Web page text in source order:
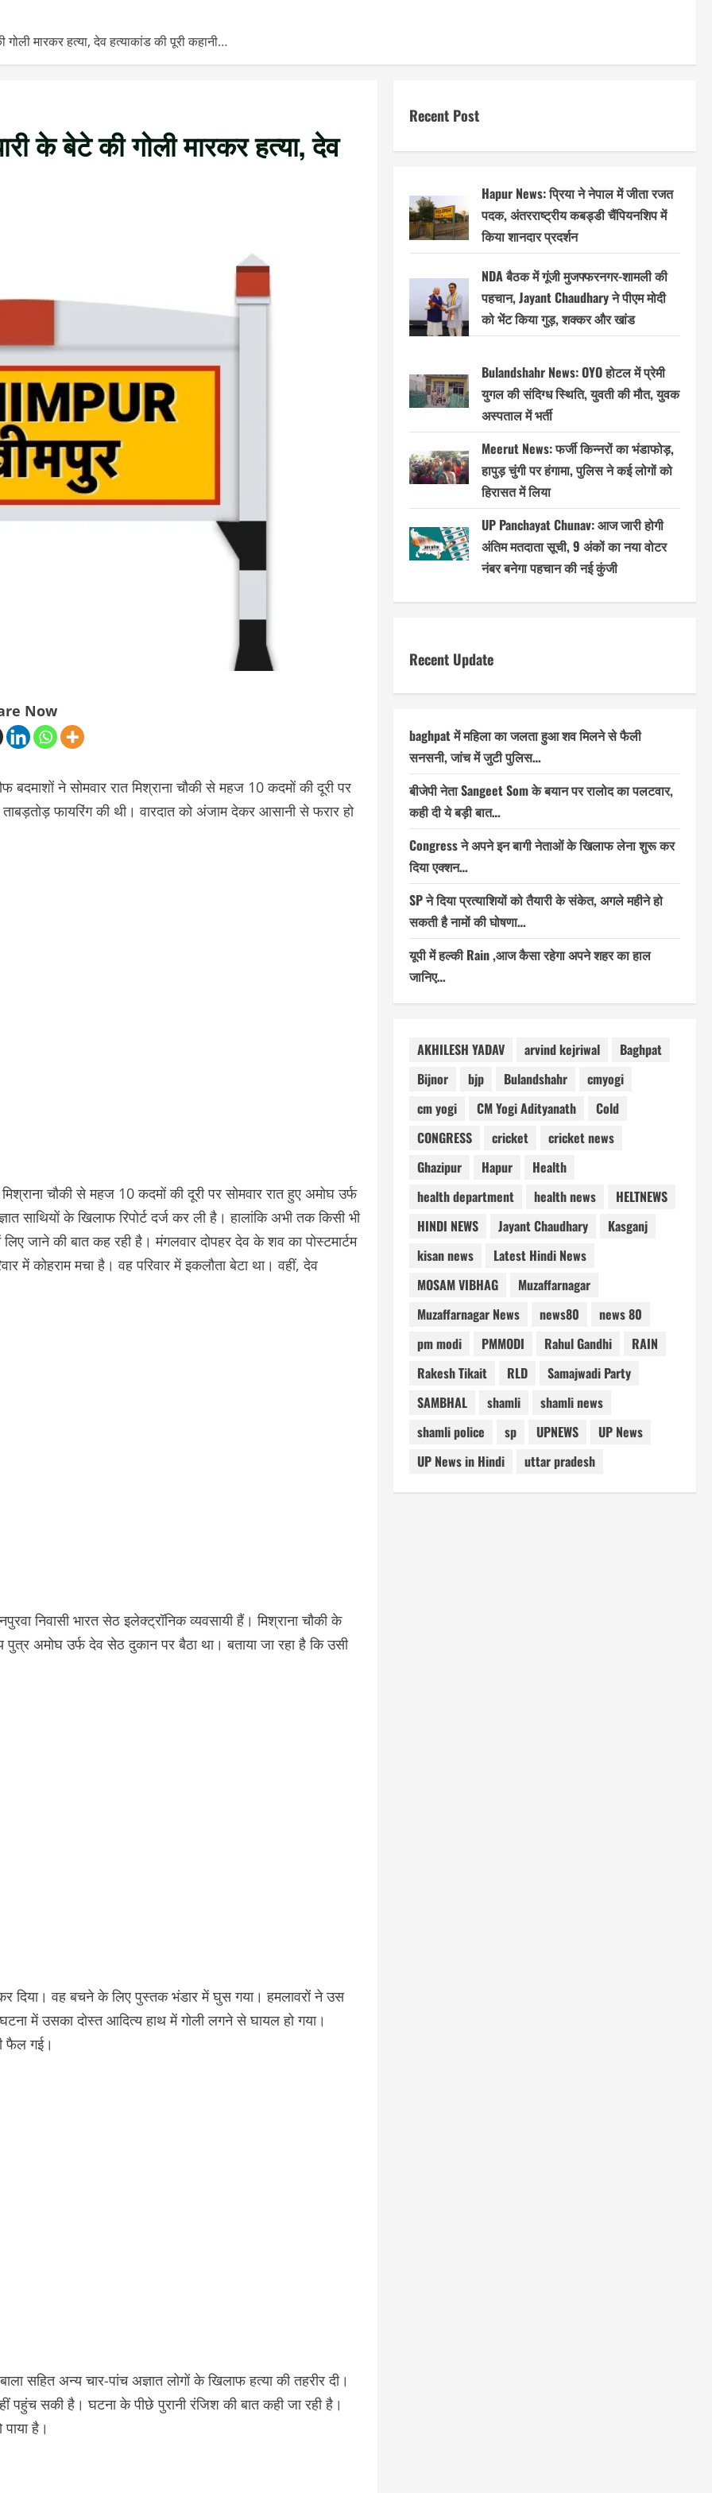
मारकर हत्या, देव हत्याकांड की पूरी कहानी…
के बेटे की गोली मारकर हत्या, देव
Now
ने सोमवार रात मिश्राना चौकी से महज 10 कदमों की दूरी पर
फायरिंग की थी। वारदात को अंजाम देकर आसानी से फरार हो
चौकी से महज 10 कदमों की दूरी पर सोमवार रात हुए अमोघ उर्फ
के खिलाफ रिपोर्ट दर्ज कर ली है। हालांकि अभी तक किसी भी
जाने की बात कह रही है। मंगलवार दोपहर देव के शव का पोस्टमार्टम
कोहराम मचा है। वह परिवार में इकलौता बेटा था। वहीं, देव
निवासी भारत सेठ इलेक्ट्रॉनिक व्यवसायी हैं। मिश्राना चौकी के
अमोघ उर्फ देव सेठ दुकान पर बैठा था। बताया जा रहा है कि उसी
दिया। वह बचने के लिए पुस्तक भंडार में घुस गया। हमलावरों ने उस
में उसका दोस्त आदित्य हाथ में गोली लगने से घायल हो गया।
फैल गई।
सहित अन्य चार-पांच अज्ञात लोगों के खिलाफ हत्या की तहरीर दी।
पहुंच सकी है। घटना के पीछे पुरानी रंजिश की बात कही जा रही है।
है।
Recent Post
Hapur News: प्रिया ने नेपाल में जीता रजत
पदक, अंतरराष्ट्रीय कबड्डी चैंपियनशिप में
किया शानदार प्रदर्शन
NDA बैठक में गूंजी मुजफ्फरनगर-शामली की
पहचान, Jayant Chaudhary ने पीएम मोदी
को भेंट किया गुड़, शक्कर और खांड
Bulandshahr News: OYO होटल में प्रेमी
युगल की संदिग्ध स्थिति, युवती की मौत, युवक
अस्पताल में भर्ती
Meerut News: फर्जी किन्नरों का भंडाफोड़,
हापुड़ चुंगी पर हंगामा, पुलिस ने कई लोगों को
हिरासत में लिया
UP Panchayat Chunav: आज जारी होगी
अंतिम मतदाता सूची, 9 अंकों का नया वोटर
नंबर बनेगा पहचान की नई कुंजी
Recent Update
baghpat में महिला का जलता हुआ शव मिलने से फैली
सनसनी, जांच में जुटी पुलिस…
बीजेपी नेता Sangeet Som के बयान पर रालोद का पलटवार,
कही दी ये बड़ी बात…
Congress ने अपने इन बागी नेताओं के खिलाफ लेना शुरू कर
दिया एक्शन…
SP ने दिया प्रत्याशियों को तैयारी के संकेत, अगले महीने हो
सकती है नामों की घोषणा…
यूपी में हल्की Rain ,आज कैसा रहेगा अपने शहर का हाल
जानिए…
AKHILESH YADAV arvind kejriwal
Baghpat
Bijnor
bjp Bulandshahr
cmyogi
cm yogi
CM Yogi Adityanath
Cold
CONGRESS
cricket
cricket news
Ghazipur
Hapur
Health
health department
health news
HELTNEWS
HINDI NEWS
Jayant Chaudhary
Kasganj
kisan news
Latest Hindi News
MOSAM VIBHAG
Muzaffarnagar
Muzaffarnagar News
news80
news 80
pm modi
PMMODI Rahul Gandhi
RAIN
Rakesh Tikait
RLD
Samajwadi Party
SAMBHAL
shamli
shamli news
shamli police
sp UPNEWS
UP News
UP News in Hindi
uttar pradesh